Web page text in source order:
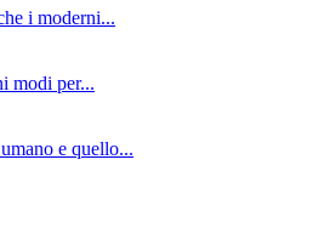
i moderni...
modi per...
e quello...